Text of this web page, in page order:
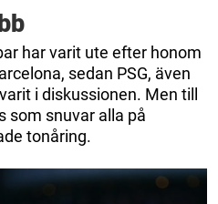
har varit ute efter honom
sedan PSG, även
i diskussionen. Men till
som snuvar alla på
tonåring.